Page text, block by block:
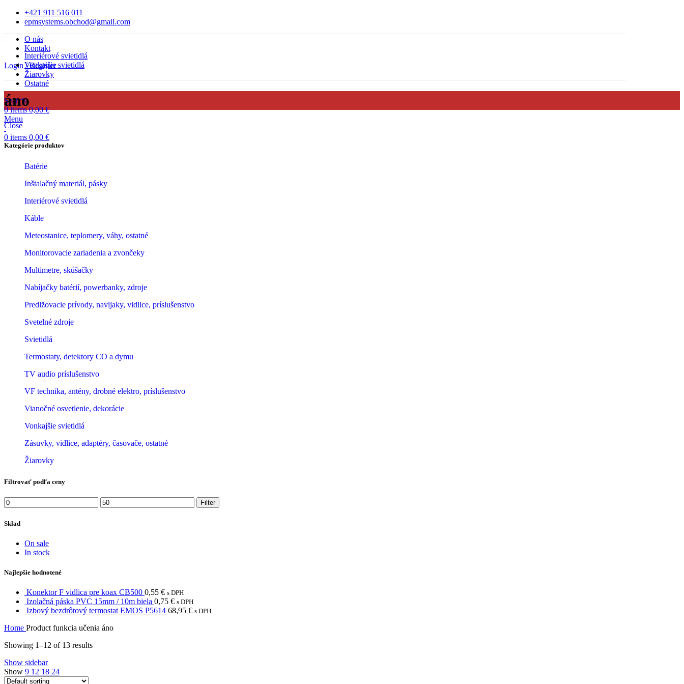
+421 911 516 011
epmsystems.obchod@gmail.com
O nás
Kontakt
Login / Register
Interiérové svietidlá
Vonkajšie svietidlá
Žiarovky
Ostatné
Search
0items 0,00€
Menu
0 items 0,00 €
áno
Close
Kategórie produktov
Batérie
Inštalačný materiál, pásky
Interiérové svietidlá
Káble
Meteostanice, teplomery, váhy, ostatné
Monitorovacie zariadenia a zvončeky
Multimetre, skúšačky
Nabíjačky batérií, powerbanky, zdroje
Predlžovacie prívody, navijaky, vidlice, príslušenstvo
Svetelné zdroje
Svietidlá
Termostaty, detektory CO a dymu
TV audio príslušenstvo
VF technika, antény, drobné elektro, príslušenstvo
Vianočné osvetlenie, dekorácie
Vonkajšie svietidlá
Zásuvky, vidlice, adaptéry, časovače, ostatné
Žiarovky
Filtrovať podľa ceny
Min
price
Max
price
Filter
Sklad
On sale
In stock
Najlepšie hodnotené
Konektor F vidlica pre koax CB500 0,55 € s DPH
Izolačná páska PVC 15mm / 10m biela 0,75 € s DPH
Izbový bezdrôtový termostat EMOS P5614 68,95 € s DPH
Home Product funkcia učenia áno
Showing 1–12 of 13 results
Show sidebar
Show 9 12 18 24